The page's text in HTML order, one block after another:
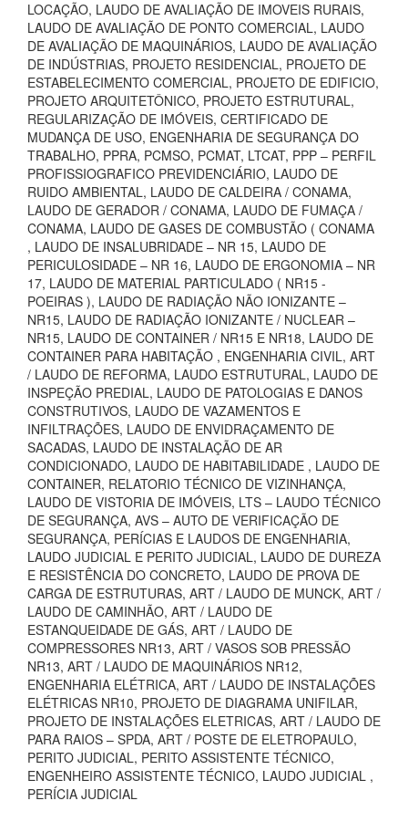
LOCAÇÃO, LAUDO DE AVALIAÇÃO DE IMOVEIS RURAIS,
LAUDO DE AVALIAÇÃO DE PONTO COMERCIAL, LAUDO
DE AVALIAÇÃO DE MAQUINÁRIOS, LAUDO DE AVALIAÇÃO
DE INDÚSTRIAS, PROJETO RESIDENCIAL, PROJETO DE
ESTABELECIMENTO COMERCIAL, PROJETO DE EDIFICIO,
PROJETO ARQUITETÔNICO, PROJETO ESTRUTURAL,
REGULARIZAÇÃO DE IMÓVEIS, CERTIFICADO DE
MUDANÇA DE USO, ENGENHARIA DE SEGURANÇA DO
TRABALHO, PPRA, PCMSO, PCMAT, LTCAT, PPP – PERFIL
PROFISSIOGRAFICO PREVIDENCIÁRIO, LAUDO DE
RUIDO AMBIENTAL, LAUDO DE CALDEIRA / CONAMA,
LAUDO DE GERADOR / CONAMA, LAUDO DE FUMAÇA /
CONAMA, LAUDO DE GASES DE COMBUSTÃO ( CONAMA
, LAUDO DE INSALUBRIDADE – NR 15, LAUDO DE
PERICULOSIDADE – NR 16, LAUDO DE ERGONOMIA – NR
17, LAUDO DE MATERIAL PARTICULADO ( NR15 -
POEIRAS ), LAUDO DE RADIAÇÃO NÃO IONIZANTE –
NR15, LAUDO DE RADIAÇÃO IONIZANTE / NUCLEAR –
NR15, LAUDO DE CONTAINER / NR15 E NR18, LAUDO DE
CONTAINER PARA HABITAÇÃO , ENGENHARIA CIVIL, ART
/ LAUDO DE REFORMA, LAUDO ESTRUTURAL, LAUDO DE
INSPEÇÃO PREDIAL, LAUDO DE PATOLOGIAS E DANOS
CONSTRUTIVOS, LAUDO DE VAZAMENTOS E
INFILTRAÇÕES, LAUDO DE ENVIDRAÇAMENTO DE
SACADAS, LAUDO DE INSTALAÇÃO DE AR
CONDICIONADO, LAUDO DE HABITABILIDADE , LAUDO DE
CONTAINER, RELATORIO TÉCNICO DE VIZINHANÇA,
LAUDO DE VISTORIA DE IMÓVEIS, LTS – LAUDO TÉCNICO
DE SEGURANÇA, AVS – AUTO DE VERIFICAÇÃO DE
SEGURANÇA, PERÍCIAS E LAUDOS DE ENGENHARIA,
LAUDO JUDICIAL E PERITO JUDICIAL, LAUDO DE DUREZA
E RESISTÊNCIA DO CONCRETO, LAUDO DE PROVA DE
CARGA DE ESTRUTURAS, ART / LAUDO DE MUNCK, ART /
LAUDO DE CAMINHÃO, ART / LAUDO DE
ESTANQUEIDADE DE GÁS, ART / LAUDO DE
COMPRESSORES NR13, ART / VASOS SOB PRESSÃO
NR13, ART / LAUDO DE MAQUINÁRIOS NR12,
ENGENHARIA ELÉTRICA, ART / LAUDO DE INSTALAÇÕES
ELÉTRICAS NR10, PROJETO DE DIAGRAMA UNIFILAR,
PROJETO DE INSTALAÇÕES ELETRICAS, ART / LAUDO DE
PARA RAIOS – SPDA, ART / POSTE DE ELETROPAULO,
PERITO JUDICIAL, PERITO ASSISTENTE TÉCNICO,
ENGENHEIRO ASSISTENTE TÉCNICO, LAUDO JUDICIAL ,
PERÍCIA JUDICIAL